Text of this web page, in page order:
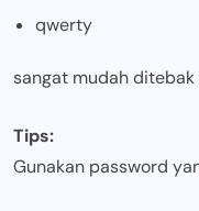
qwerty
sangat mudah
Tips:
Gunakan password